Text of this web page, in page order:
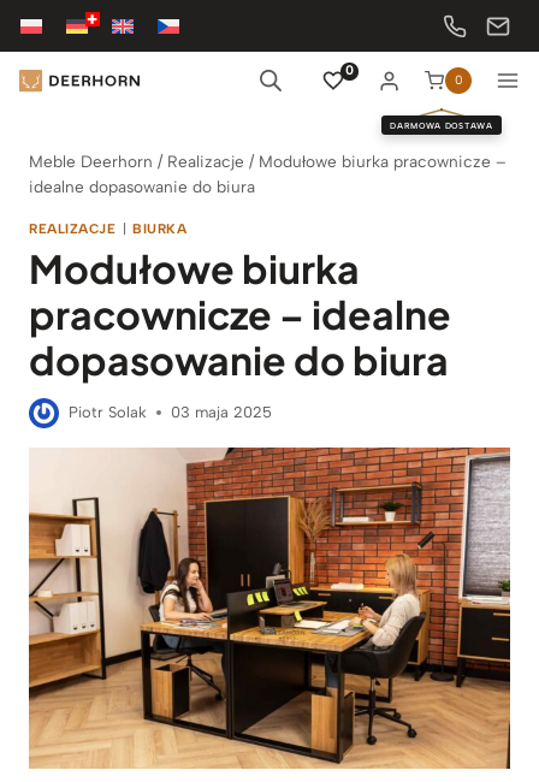
Przejdź
treści
0
0
DARMOWA DOSTAWA
Meble Deerhorn / Realizacje / Modułowe biurka pracownicze –
idealne dopasowanie do biura
REALIZACJE | BIURKA
Modułowe biurka
pracownicze – idealne
dopasowanie do biura
Piotr Solak 03 maja 2025